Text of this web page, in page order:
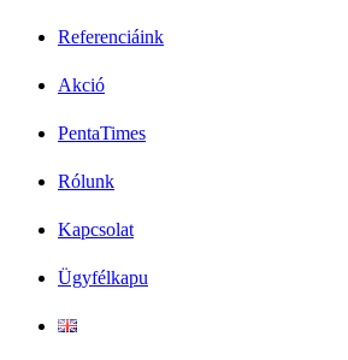
Referenciáink
Akció
PentaTimes
Rólunk
Kapcsolat
Ügyfélkapu